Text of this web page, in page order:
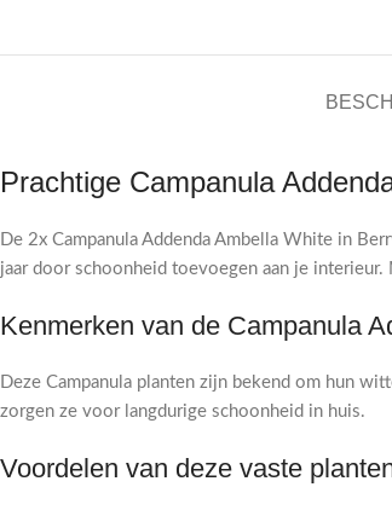
Prachtige Campanula
De 2x Campanula Addenda Ambella White in
jaar door schoonheid toevoegen aan je
Kenmerken van de Campanula
Deze Campanula planten zijn bekend om hun
zorgen ze voor langdurige schoonheid in huis.
Voordelen van deze vaste